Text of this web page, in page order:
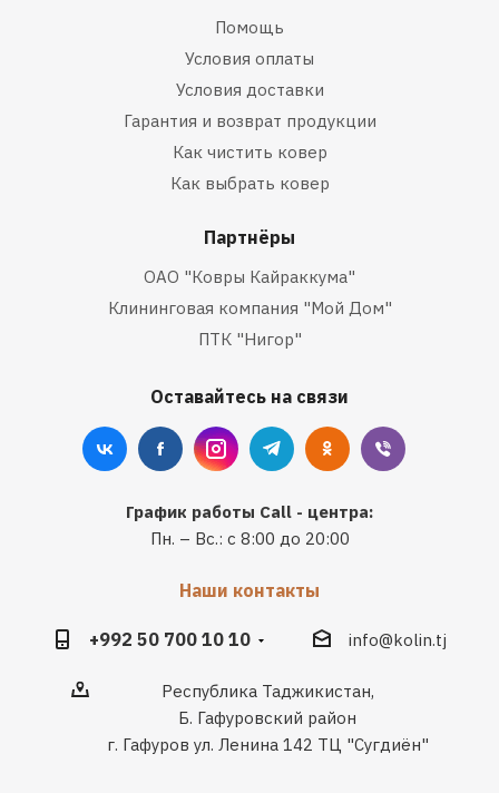
Помощь
Условия оплаты
Условия доставки
Гарантия и возврат продукции
Как чистить ковер
Как выбрать ковер
Партнёры
ОАО "Ковры Кайраккума"
Клининговая компания "Мой Дом"
ПТК "Нигор"
Оставайтесь на связи
График работы Call - центра:
Пн. – Вс.: с 8:00 до 20:00
Наши контакты
+992 50 700 10 10 info@kolin.tj
Республика Таджикистан,
Б. Гафуровский район
г. Гафуров ул. Ленина 142 ТЦ "Сугдиён"